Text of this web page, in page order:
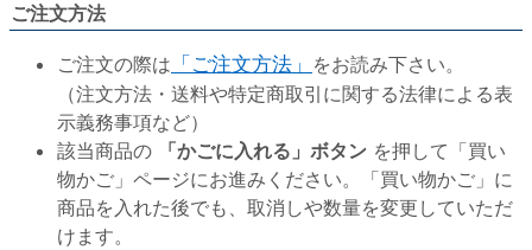
ご注文方法
ご注文の際は 「ご注文方法」 をお読み下さい。
（注文方法・送料や特定商取引に関する法律による表
示義務事項など）
該当商品の
「かごに入れる」ボタン を押して「買い
物かご」ページにお進みください。「買い物かご」に
商品を入れた後でも、取消しや数量を変更していただ
けます。